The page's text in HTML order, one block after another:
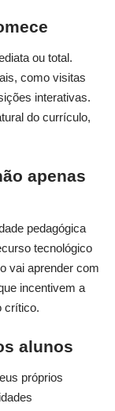
ou total.
como visitas
interativas.
do currículo,
apenas
pedagógica
tecnológico
vai aprender com
incentivem a
crítico.
alunos
próprios